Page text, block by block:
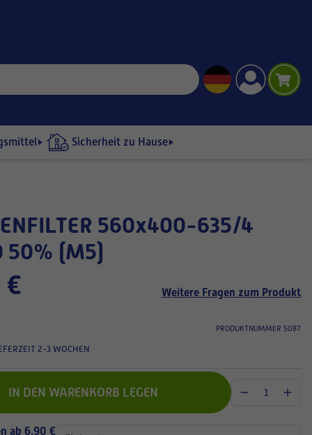
Sicherheit zu Hause
50% (M5)
€ Weitere Fragen zum Produkt
PRODUKTNUMMER 5087
2-3 WOCHEN
IN DEN WARENKORB LEGEN
ab 6,90 €